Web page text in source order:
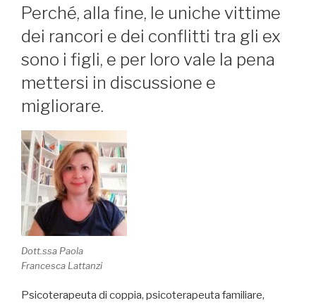
Perché, alla fine, le uniche vittime
dei rancori e dei conflitti tra gli ex
sono i figli, e per loro vale la pena
mettersi in discussione e
migliorare.
Dott.ssa Paola
Francesca Lattanzi
Psicoterapeuta di coppia, psicoterapeuta familiare,